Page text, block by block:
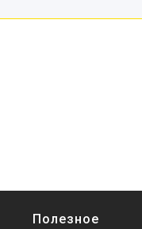
Полезное